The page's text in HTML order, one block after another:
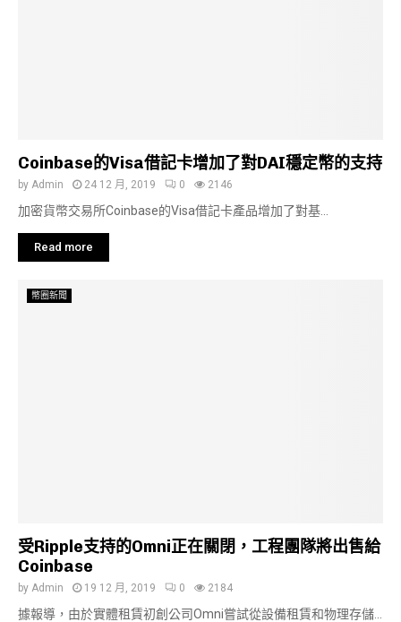
Coinbase的Visa借記卡增加了對DAI穩定幣的支持
by Admin 24 12 月, 2019 0 2146
加密貨幣交易所Coinbase的Visa借記卡產品增加了對基...
Read more
幣圈新聞
受Ripple支持的Omni正在關閉，工程團隊將出售給
Coinbase
by Admin 19 12 月, 2019 0 2184
據報導，由於實體租賃初創公司Omni嘗試從設備租賃和物理存儲...